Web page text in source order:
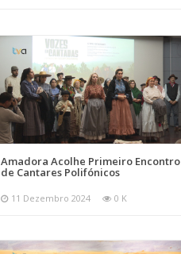
Amadora Acolhe Primeiro Encontro
de Cantares Polifónicos
11 Dezembro 2024 0 K